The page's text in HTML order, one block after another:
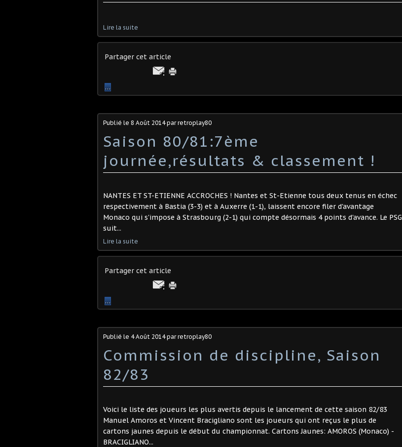
Lire la suite
Partager cet article
…
Publié le 8 Août 2014par retroplay80
Saison 80/81:7ème
journée,résultats & classement !
NANTES ET ST-ETIENNE ACCROCHES ! Nantes et St-Etienne tous deux tenus en échec
respectivement à Bastia (3-3) et à Auxerre (1-1), laissent encore filer d'avantage
Monaco qui s'impose à Strasbourg (2-1) qui compte désormais 4 points d'avance. Le PSG
suit...
Lire la suite
Partager cet article
…
Publié le 4 Août 2014par retroplay80
Commission de discipline, Saison
82/83
Voici le liste des joueurs les plus avertis depuis le lancement de cette saison 82/83
Manuel Amoros et Vincent Bracigliano sont les joueurs qui ont reçus le plus de
cartons jaunes depuis le début du championnat. Cartons Jaunes: AMOROS (Monaco) -
BRACIGLIANO...